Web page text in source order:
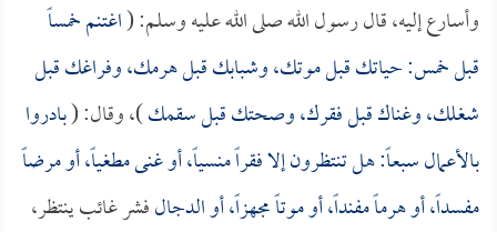
وأسارع إليه، قال رسول الله صلى الله عليه وسلم: (اغتنم خمساً
قبل خمس: حياتك قبل موتك، وشبابك قبل هرمك، وفراغك قبل
شغلك، وغناك قبل فقرك، وصحتك قبل سقمك)، وقال: (بادروا
بالأعمال سبعاً: هل تنتظرون إلا فقراً منسياً، أو غنى مطغياً، أو مرضاً
مفسداً، أو هرماً مفنداً، أو موتاً مجهزاً، أوالدجالفشر غائب ينتظر،